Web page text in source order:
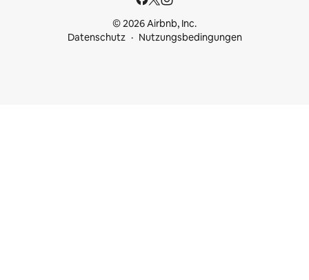
© 2026 Airbnb, Inc.
Datenschutz
Nutzungsbedingungen